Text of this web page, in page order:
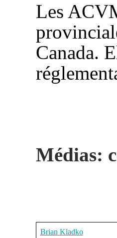
Les
Canada.
Médias:
Brian Kladko